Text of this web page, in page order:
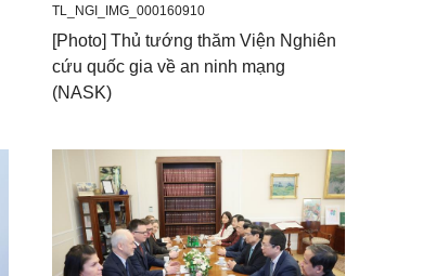
TL_NGI_IMG_000160910
[Photo] Thủ tướng thăm Viện Nghiên
cứu quốc gia về an ninh mạng
(NASK)